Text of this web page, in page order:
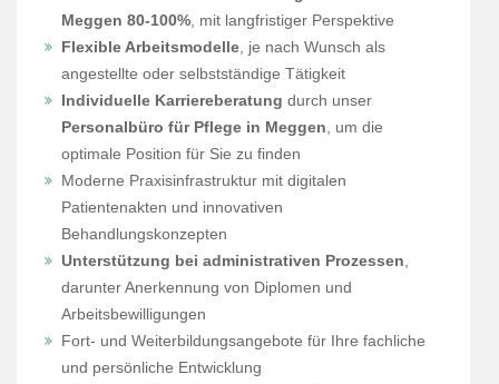
Meggen 80-100% , mit langfristiger Perspektive
Flexible Arbeitsmodelle , je nach Wunsch als
angestellte oder selbstständige Tätigkeit
Individuelle Karriereberatung durch unser
Personalbüro für Pflege in Meggen , um die
optimale Position für Sie zu finden
Moderne Praxisinfrastruktur mit digitalen
Patientenakten und innovativen
Behandlungskonzepten
Unterstützung bei administrativen Prozessen
darunter Anerkennung von Diplomen und
Arbeitsbewilligungen
Fort- und Weiterbildungsangebote für Ihre fachliche
und persönliche Entwicklung